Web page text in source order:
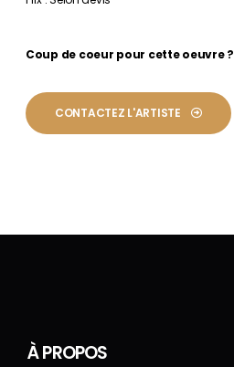
Coup de coeur pour cette oeuvre ?
CONTACTEZ L'ARTISTE
À PROPOS